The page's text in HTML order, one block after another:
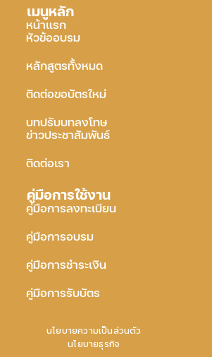
เมนูหลัก
หน้าแรก
หัวข้ออบรม
หลักสูตรทั้งหมด
ติดต่อขอบัตรใหม่
บทปรับบทลงโทษ
ข่าวประชาสัมพันธ์
ติดต่อเรา
คู่มือการใช้งาน
คู่มือการลงทะเบียน
คู่มือการอบรม
คู่มือการชำระเงิน
คู่มือการรับบัตร
นโยบายความเป็นส่วนตัว
นโยบายธุรกิจ